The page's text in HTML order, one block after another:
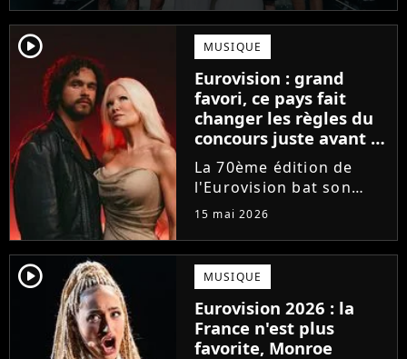
player2 MUSIQUE
Eurovision : grand
favori, ce pays fait
changer les règles du
concours juste avant la
finale !
La 70ème édition de
l'Eurovision bat son
plein. Grand favori de la
mois, la Finlande
s'apprête à briser les
règles et signer une
grande première dans
l'histoire...
15 mai 2026
player2 MUSIQUE
Eurovision 2026 : la
France n'est plus
favorite, Monroe